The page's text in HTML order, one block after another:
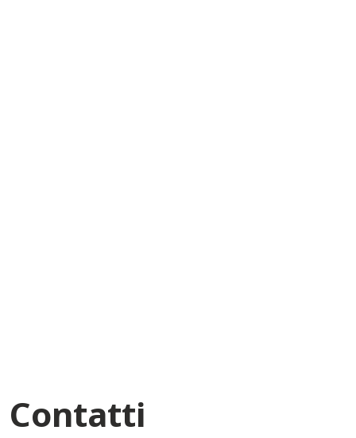
Contatti